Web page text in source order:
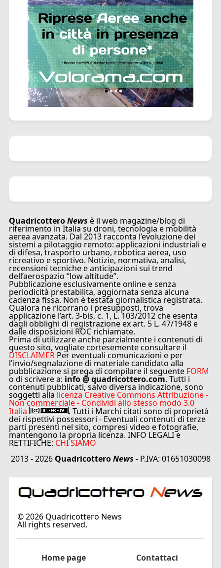
QuadricotteroNews è il web magazine/blog di
riferimento in Italia su droni, tecnologia e mobilità
aerea avanzata. Dal 2013 racconta l’evoluzione dei
sistemi a pilotaggio remoto: applicazioni industriali e
di difesa, trasporto urbano, robotica aerea, uso
ricreativo e sportivo. Notizie, normativa, analisi,
recensioni tecniche e anticipazioni sui trend
dell’aerospazio “low altitude”.
Pubblicazione esclusivamente online e senza
periodicità prestabilita, aggiornata senza alcuna
cadenza fissa. Non è testata giornalistica registrata.
Qualora ne ricorrano i presupposti, trova
applicazione l’art. 3-bis, c. 1, L. 103/2012 che esenta
dagli obblighi di registrazione ex art. 5 L. 47/1948 e
dalle disposizioni ROC richiamate.
Prima di utilizzare anche parzialmente i contenuti di
questo sito, vogliate cortesemente consultare il
DISCLAIMER Per eventuali comunicazioni e per
l'invio/segnalazione di materiale candidato alla
pubblicazione si prega di compilare il seguente FORM
o di scrivere a: info @ quadricottero.com. Tutti i
contenuti pubblicati, salvo diversa indicazione, sono
soggetti alla licenza Creative Commons Attribuzione -
Non commerciale - Condividi allo stesso modo 3.0
Italia . Tutti i Marchi citati sono di proprietà
dei rispettivi possessori - Eventuali contenuti di terze
parti presenti nel sito, compresi video e fotografie,
mantengono la propria licenza. INFO LEGALI e
RETTIFICHE: CHI SIAMO
2013 - 2026 QuadricotteroNews - P.IVA: 01651030098
©2026Quadricottero News
All rights reserved.
Home page Contattaci